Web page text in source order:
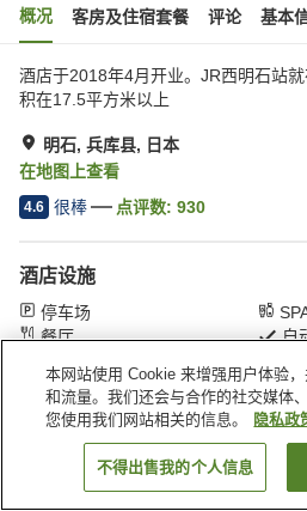
概况 客房及住宿套餐 评论 基本
酒店于2018年4月开业。JR西明石站
积在17.5平方米以上
明石, 兵库县, 日本
在地图上查看
4.6 很棒 点评数: 930
酒店设施
停车场
餐厅
自
首页 日本 兵库县 明石 西明
搜索客房
本网站使用 Cookie 来增强用户体验
和流量。我们还会与合作的社交媒体
您使用我们网站相关的信息。
隐私政
不得出售我的个人信息